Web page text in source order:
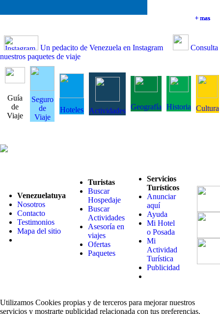
+ mas
+ mas
+ mas
+ mas
Un pedacito de Venezuela en Instagram
Consulta
nuestros paquetes de viaje
Guía
de
Viaje
Seguro
de
Viaje
Hoteles Actividades Geografía Historia Cultura
Venezuelatuya
Nosotros
Contacto
Testimonios
Mapa del sitio
Turistas
Buscar
Hospedaje
Buscar
Actividades
Asesoría en
viajes
Ofertas
Paquetes
Servicios
Turísticos
Anunciar
aquí
Ayuda
Mi Hotel
o Posada
Mi
Actividad
Turística
Publicidad
Utilizamos Cookies propias y de terceros para mejorar nuestros
servicios y mostrarte publicidad relacionada con tus preferencias.